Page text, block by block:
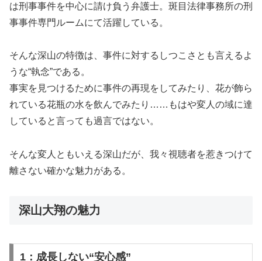
は刑事事件を中心に請け負う弁護士。斑目法律事務所の刑
事事件専門ルームにて活躍している。
そんな深山の特徴は、事件に対するしつこさとも言えるよ
うな“執念”である。
事実を見つけるために事件の再現をしてみたり、花が飾ら
れている花瓶の水を飲んでみたり……もはや変人の域に達
していると言っても過言ではない。
そんな変人ともいえる深山だが、我々視聴者を惹きつけて
離さない確かな魅力がある。
深山大翔の魅力
1：成長しない“安心感”